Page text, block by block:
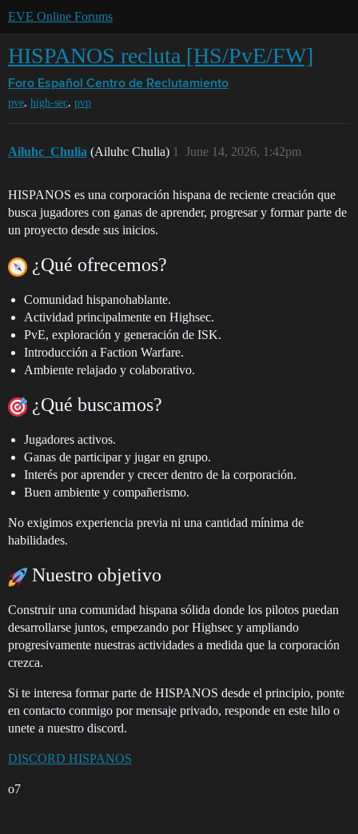
EVE Online Forums
HISPANOS recluta [HS/PvE/FW]
Foro Español Centro de Reclutamiento
pve, high-sec, pvp
Ailuhc_Chulia (Ailuhc Chulia) June 14, 2026, 1:42pm
1
HISPANOS es una corporación hispana de reciente creación que
busca jugadores con ganas de aprender, progresar y formar parte de
un proyecto desde sus inicios.
¿Qué ofrecemos?
Comunidad hispanohablante.
Actividad principalmente en Highsec.
PvE, exploración y generación de ISK.
Introducción a Faction Warfare.
Ambiente relajado y colaborativo.
¿Qué buscamos?
Jugadores activos.
Ganas de participar y jugar en grupo.
Interés por aprender y crecer dentro de la corporación.
Buen ambiente y compañerismo.
No exigimos experiencia previa ni una cantidad mínima de
habilidades.
Nuestro objetivo
Construir una comunidad hispana sólida donde los pilotos puedan
desarrollarse juntos, empezando por Highsec y ampliando
progresivamente nuestras actividades a medida que la corporación
crezca.
Si te interesa formar parte de HISPANOS desde el principio, ponte
en contacto conmigo por mensaje privado, responde en este hilo o
unete a nuestro discord.
DISCORD HISPANOS
o7